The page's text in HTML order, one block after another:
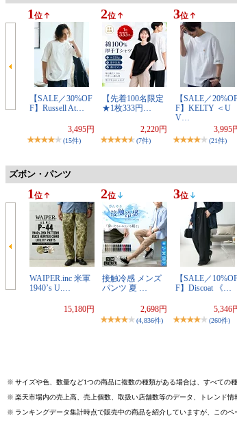
1 位
【SALE／30%OF
F】Russell At…
3,495円
(15件)
2位
【先着100名限定
★1枚333円…
2,220円
(7件)
3位
【SALE／
F】KELTY ＜U
V…
3,995
(21件)
ズボン・パンツ
1 位
WAIPER.inc 米軍
1940’s U.…
15,180円
2位
接触冷感 メンズ
パンツ 夏 …
2,698円
(4,836件)
3位
【SALE／
F】Discoat 《…
5,346
(260件)
※ サイズや色、数量など1つの商品に複数の種類がある場合は、すべての
※ 楽天市場内の売上高、売上個数、取扱い店舗数等のデータ、トレンド
※ ランキングデータ集計時点で販売中の商品を紹介していますが、この